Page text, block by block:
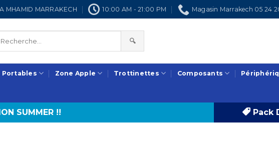
MHAMID MARRAKECH 10:00 AM - 21:00 PM Magasin Marrakech 05 24
🔍
Portables Zone Apple Trottinettes Composants
SUMMER !! Pack